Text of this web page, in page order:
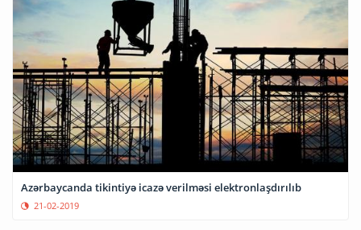
Azərbaycanda tikintiyə icazə verilməsi elektronlaşdırılıb
21-02-2019